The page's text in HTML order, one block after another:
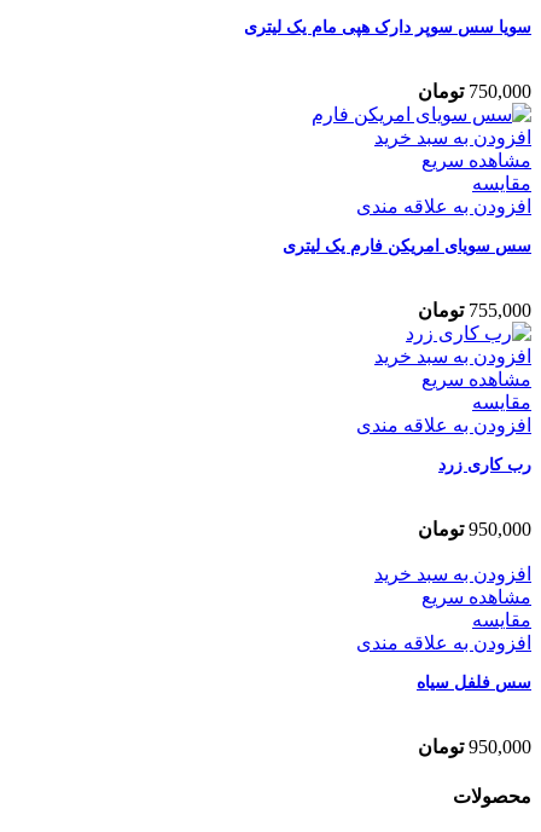
سویا سس سوپر دارک هپی مام یک لیتری
750,000 تومان
افزودن به سبد خرید
مشاهده سریع
مقایسه
افزودن به علاقه مندی
سس سویای امریکن فارم یک لیتری
755,000 تومان
افزودن به سبد خرید
مشاهده سریع
مقایسه
افزودن به علاقه مندی
رب کاری زرد
950,000 تومان
افزودن به سبد خرید
مشاهده سریع
مقایسه
افزودن به علاقه مندی
سس فلفل سیاه
950,000 تومان
محصولات